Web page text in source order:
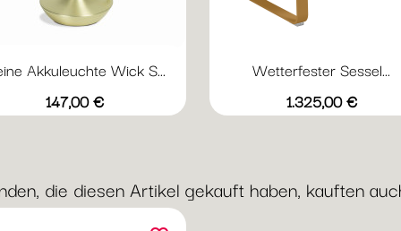
Akkuleuchte Wick S...
Preis
147,00 €
Vorschau
Schwarz
Messing
Wetterfester Sessel...
Preis
1.325,00 €
Vorschau
grauweißAbyssblau
Acapulcoblau
Flanellgrau
die diesen Artikel gekauft haben, kauften